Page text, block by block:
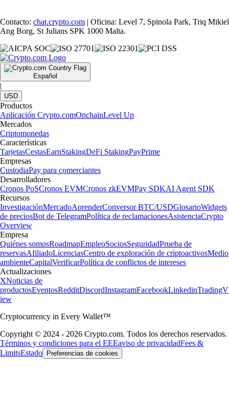
Contacto: chat.crypto.com | Oficina: Level 7, Spinola Park, Triq Mikiel
Ang Borg, St Julians SPK 1000 Malta.
Español
|
USD
Productos
Aplicación Crypto.comOnchainLevel Up
Mercados
Criptomonedas
Características
TarjetasCestasEarnStakingDeFi StakingPayPrime
Empresas
CustodiaPay para comerciantes
Desarrolladores
Cronos PoSCronos EVMCronos zkEVMPay SDKAI Agent SDK
Recursos
InvestigaciónMercadoAprenderConversor BTC/USDGlosarioWidgets
de preciosBot de TelegramPolítica de reclamacionesAsistenciaCrypto
Overview
Empresa
Quiénes somosRoadmapEmpleoSociosSeguridadPrueba de
reservasAfiliadoLicenciasCentro de exploración de criptoactivosMedio
ambienteCapitalVerificarPolítica de conflictos de intereses
Actualizaciones
XNoticias de
productosEventosRedditDiscordInstagramFacebookLinkedinTradingV
iew
Cryptocurrency in Every Wallet™
Copyright © 2024 - 2026 Crypto.com. Todos los derechos reservados.
Términos y condiciones para el EEEaviso de privacidadFees &
LimitsEstado Preferencias de cookies